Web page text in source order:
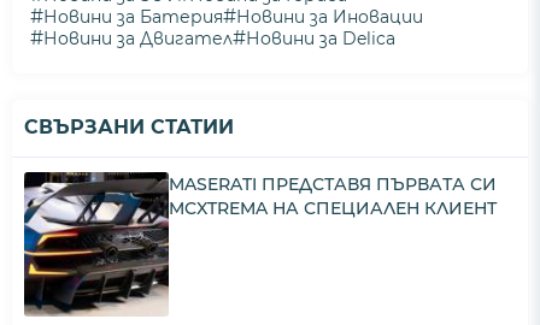
#Новини за Батерия#Новини за Иновации
#Новини за Двигател#Новини за Delica
СВЪРЗАНИ СТАТИИ
MASERATI ПРЕДСТАВЯ ПЪРВАТА СИ
MCXTREMA НА СПЕЦИАЛЕН КЛИЕНТ